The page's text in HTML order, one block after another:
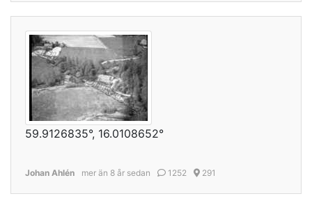
59.9126835°, 16.0108652°
Johan Ahlén mer än 8 år sedan 1252 291